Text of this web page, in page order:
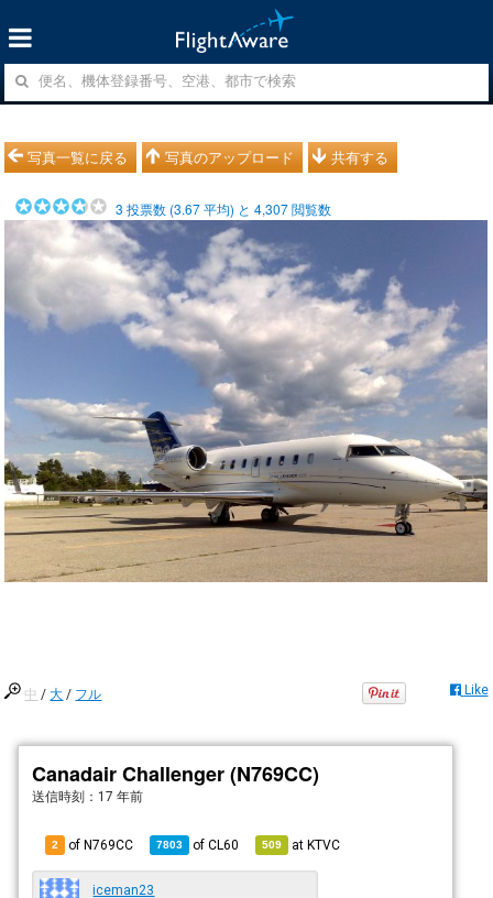
写真一覧に戻る 写真のアップロード 共有する
3 投票数 (3.67平均) と4,307閲覧数
中 /大 / フル Like
Canadair Challenger (N769CC)
送信時刻： 17 年前
2 of N769CC 7803 ofCL60 509 atKTVC
iceman23